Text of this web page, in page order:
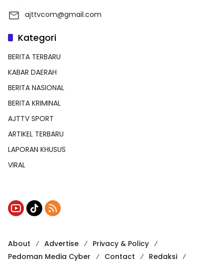
ajttvcom@gmail.com
Kategori
BERITA TERBARU
KABAR DAERAH
BERITA NASIONAL
BERITA KRIMINAL
AJTTV SPORT
ARTIKEL TERBARU
LAPORAN KHUSUS
VIRAL
About Advertise
Privacy & Policy
Pedoman Media Cyber
Contact Redaksi